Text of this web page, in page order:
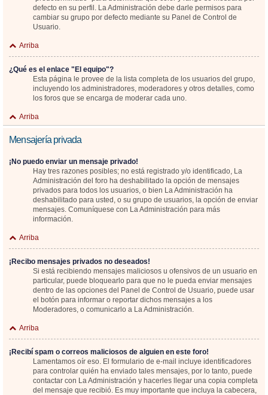
defecto en su perfil. La Administración debe darle permisos para
cambiar su grupo por defecto mediante su Panel de Control de
Usuario.
Arriba
¿Qué es el enlace "El equipo"?
Esta página le provee de la lista completa de los usuarios del grupo,
incluyendo los administradores, moderadores y otros detalles, como
los foros que se encarga de moderar cada uno.
Arriba
Mensajería privada
¡No puedo enviar un mensaje privado!
Hay tres razones posibles; no está registrado y/o identificado, La
Administración del foro ha deshabilitado la opción de mensajes
privados para todos los usuarios, o bien La Administración ha
deshabilitado para usted, o su grupo de usuarios, la opción de enviar
mensajes. Comuníquese con La Administración para más
información.
Arriba
¡Recibo mensajes privados no deseados!
Si está recibiendo mensajes maliciosos u ofensivos de un usuario en
particular, puede bloquearlo para que no le pueda enviar mensajes
dentro de las opciones del Panel de Control de Usuario, puede usar
el botón para informar o reportar dichos mensajes a los
Moderadores, o comunicarlo a La Administración.
Arriba
¡Recibí spam o correos maliciosos de alguien en este foro!
Lamentamos oír eso. El formulario de e-mail incluye identificadores
para controlar quién ha enviado tales mensajes, por lo tanto, puede
contactar con La Administración y hacerles llegar una copia completa
del mensaje que recibió. Es muy importante que incluya la cabecera,